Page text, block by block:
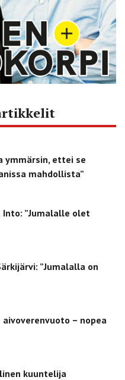
ymmärsin, ettei se
mahdollista”
”Jumalalle olet
”Jumalalla on
– nopea
kuuntelija